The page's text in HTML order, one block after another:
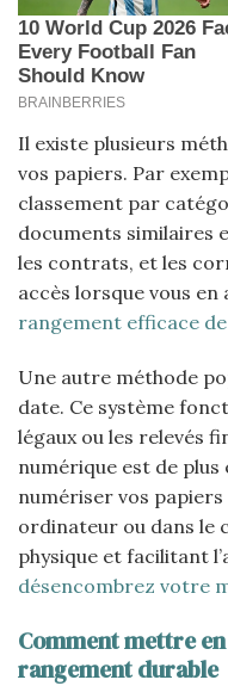
Il existe plusieurs
vos papiers. Par
classement par
documents similaires
les contrats, et les
accès lorsque vous en
rangement efficace
Une autre méthode
date. Ce système
légaux ou les relevés
numérique est de plus
numériser vos
ordinateur ou dans le
physique et facilitant
désencombrez votre
Comment mettre
rangement durable